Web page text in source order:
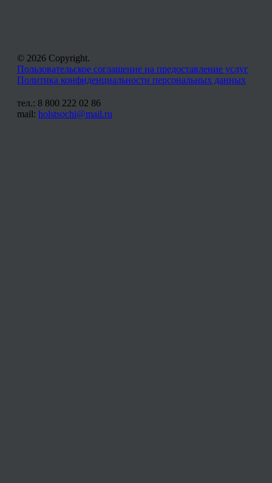
© 2026 Copyright.
Пользовательское соглашение на предоставление услуг
Политика конфиденциальности персональных данных
тел.: 8 800 222 02 86
mail: holstsochi@mail.ru